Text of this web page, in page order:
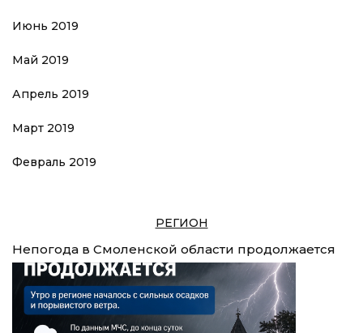
Июнь 2019
Май 2019
Апрель 2019
Март 2019
Февраль 2019
РЕГИОН
Непогода в Смоленской области продолжается